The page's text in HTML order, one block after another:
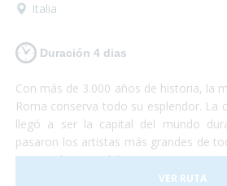
Italia
Duración 4 dias
Con más de 3.000 años de historia, la
Roma conserva todo su esplendor. La
llegó a ser la capital del mundo
pasaron los artistas más grandes de
emperadores del Imperio
comerciantes de todos los lugares del
VER RUTA